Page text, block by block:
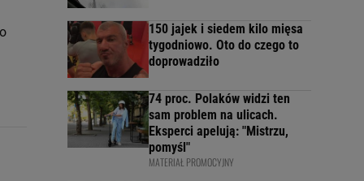
150 jajek i siedem kilo mięsa
tygodniowo. Oto do czego to
doprowadziło
74 proc. Polaków widzi ten
sam problem na ulicach.
Eksperci apelują: "Mistrzu,
pomyśl"
MATERIAŁ PROMOCYJNY